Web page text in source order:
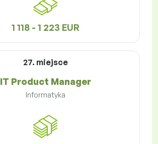
1 118 - 1 223 EUR
27. miejsce
IT Product Manager
Informatyka